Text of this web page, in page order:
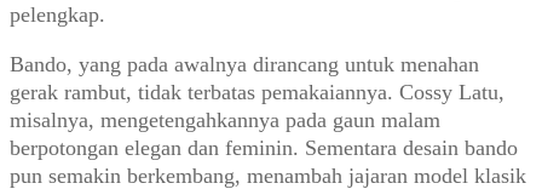
pelengkap.
Bando, yang pada awalnya dirancang untuk menahan
gerak rambut, tidak terbatas pemakaiannya. Cossy Latu,
misalnya, mengetengahkannya pada gaun malam
berpotongan elegan dan feminin. Sementara desain bando
pun semakin berkembang, menambah jajaran model klasik